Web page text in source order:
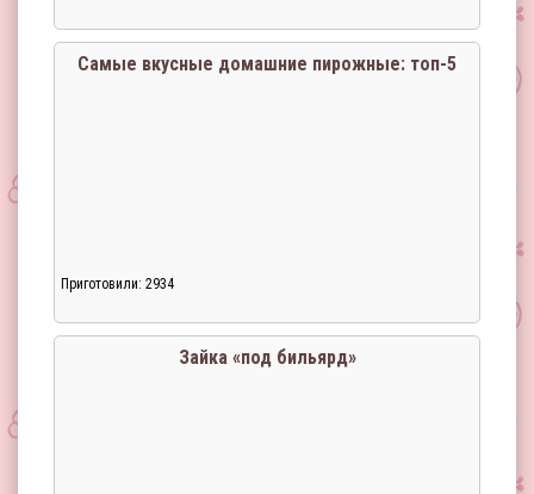
Самые вкусные домашние пирожные: топ-5
Приготовили: 2934
Зайка «под бильярд»